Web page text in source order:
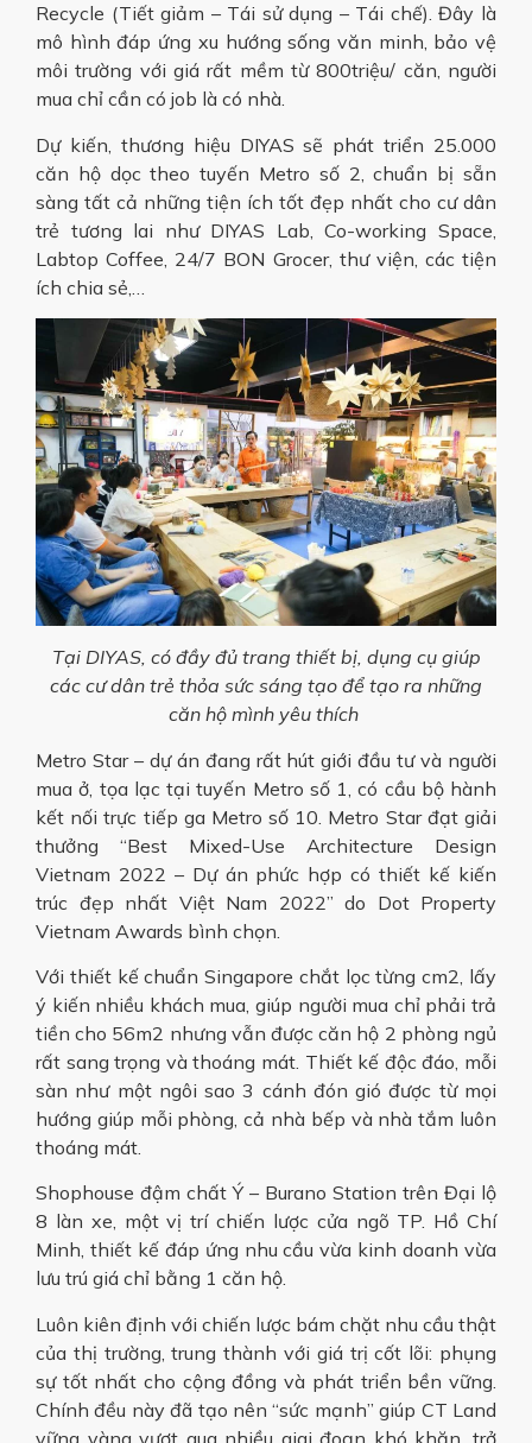
Recycle (Tiết giảm – Tái sử dụng – Tái chế). Đây là
mô hình đáp ứng xu hướng sống văn minh, bảo vệ
môi trường với giá rất mềm từ 800triệu/ căn, người
mua chỉ cần có job là có nhà.
Dự kiến, thương hiệu DIYAS sẽ phát triển 25.000
căn hộ dọc theo tuyến Metro số 2, chuẩn bị sẵn
sàng tất cả những tiện ích tốt đẹp nhất cho cư dân
trẻ tương lai như DIYAS Lab, Co-working Space,
Labtop Coffee, 24/7 BON Grocer, thư viện, các tiện
ích chia sẻ,…
Tại DIYAS, có đầy đủ trang thiết bị, dụng cụ giúp
các cư dân trẻ thỏa sức sáng tạo để tạo ra những
căn hộ mình yêu thích
Metro Star – dự án đang rất hút giới đầu tư và người
mua ở, tọa lạc tại tuyến Metro số 1, có cầu bộ hành
kết nối trực tiếp ga Metro số 10. Metro Star đạt giải
thưởng “Best Mixed-Use Architecture Design
Vietnam 2022 – Dự án phức hợp có thiết kế kiến
trúc đẹp nhất Việt Nam 2022” do Dot Property
Vietnam Awards bình chọn.
Với thiết kế chuẩn Singapore chắt lọc từng cm2, lấy
ý kiến nhiều khách mua, giúp người mua chỉ phải trả
tiền cho 56m2 nhưng vẫn được căn hộ 2 phòng ngủ
rất sang trọng và thoáng mát. Thiết kế độc đáo, mỗi
sàn như một ngôi sao 3 cánh đón gió được từ mọi
hướng giúp mỗi phòng, cả nhà bếp và nhà tắm luôn
thoáng mát.
Shophouse đậm chất Ý – Burano Station trên Đại lộ
8 làn xe, một vị trí chiến lược cửa ngõ TP. Hồ Chí
Minh, thiết kế đáp ứng nhu cầu vừa kinh doanh vừa
lưu trú giá chỉ bằng 1 căn hộ.
Luôn kiên định với chiến lược bám chặt nhu cầu thật
của thị trường, trung thành với giá trị cốt lõi: phụng
sự tốt nhất cho cộng đồng và phát triển bền vững.
Chính đều này đã tạo nên “sức mạnh” giúp CT Land
vững vàng vượt qua nhiều giai đoạn khó khăn, trở